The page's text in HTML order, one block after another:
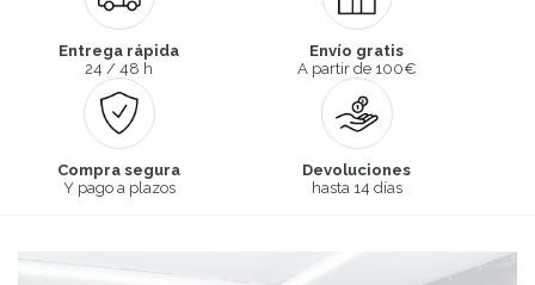
Entrega rápida
24 / 48 h
Envío gratis
A partir de 100€
Compra segura
Y pago a plazos
Devoluciones
hasta 14 días